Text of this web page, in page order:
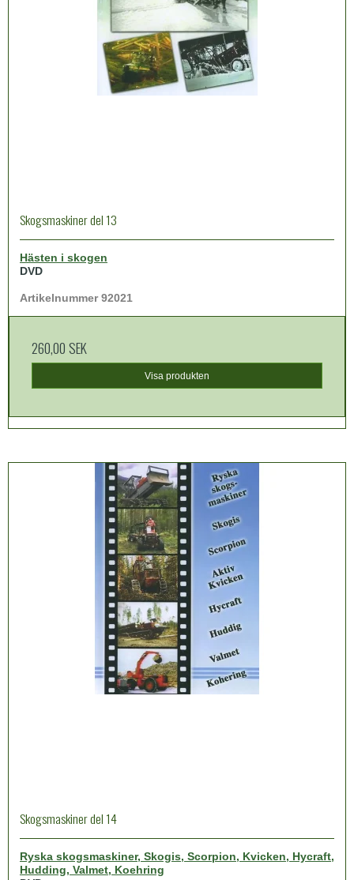
Skogsmaskiner del 13
Hästen i skogen
DVD
Artikelnummer 92021
260,00 SEK
Visa produkten
Skogsmaskiner del 14
Ryska skogsmaskiner, Skogis, Scorpion, Kvicken, Hycraft,
Hudding, Valmet, Koehring